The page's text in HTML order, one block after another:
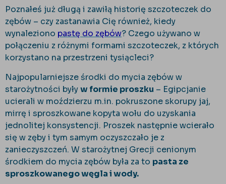
Poznałeś już długą i zawiłą historię szczoteczek do
zębów – czy zastanawia Cię również, kiedy
wynaleziono pastę do zębów? Czego używano w
połączeniu z różnymi formami szczoteczek, z których
korzystano na przestrzeni tysiącleci?
Najpopularniejsze środki do mycia zębów w
starożytności byływ formie proszku – Egipcjanie
ucierali w moździerzu m.in. pokruszone skorupy jaj,
mirrę i sproszkowane kopyta wołu do uzyskania
jednolitej konsystencji. Proszek następnie wcierało
się w zęby i tym samym oczyszczało je z
zanieczyszczeń. W starożytnej Grecji cenionym
środkiem do mycia zębów była za to pasta ze
sproszkowanego węgla i wody.